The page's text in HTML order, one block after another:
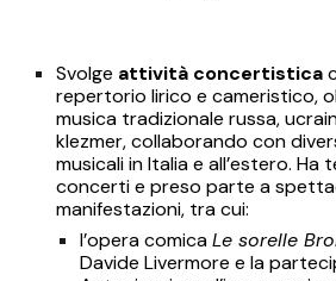
Svolge attività concertistica
repertorio lirico e cameristico,
musica tradizionale russa,
klezmer, collaborando con
musicali in Italia e all’estero. Ha
concerti e preso parte a
manifestazioni, tra cui:
l’opera comica Le sorelle
Davide Livermore e la